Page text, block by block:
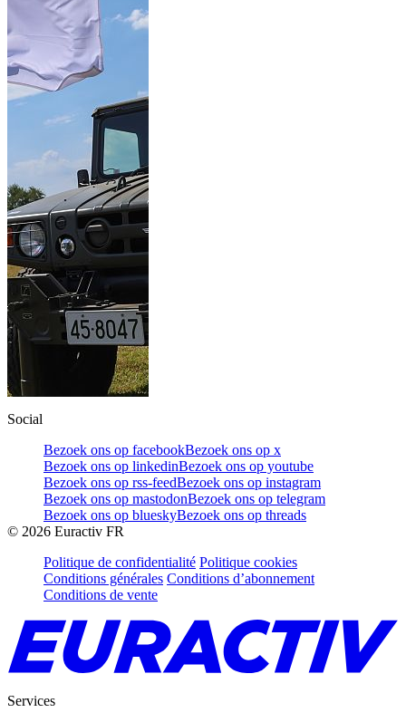
Social
Bezoek ons op facebookBezoek ons op x
Bezoek ons op linkedinBezoek ons op youtube
Bezoek ons op rss-feedBezoek ons op instagram
Bezoek ons op mastodonBezoek ons op telegram
Bezoek ons op blueskyBezoek ons op threads
© 2026 Euractiv FR
Politique de confidentialité Politique cookies
Conditions générales Conditions d’abonnement
Conditions de vente
Services